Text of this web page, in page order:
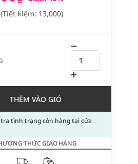
(Tiết kiệm: 13,000)
THÊM VÀO GIỎ
tra tình trạng còn hàng tại cửa
THỨC GIAO HÀNG